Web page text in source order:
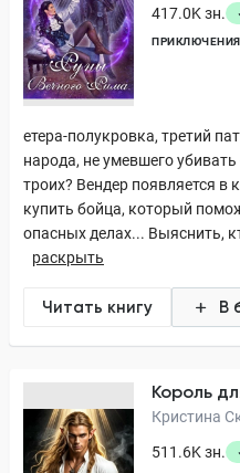
417.0K зн.
ПРИКЛЮЧЕНИЯ
етера-полукровка, третий
народа, не умевшего
троих? Вендер появляется в
купить бойца, который
опасных делах... Выяснить,
раскрыть
Читать книгу В
Король
Кристина
511.6K зн.